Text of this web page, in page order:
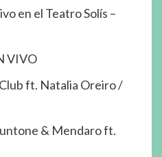
en el Teatro Solís –
VIVO
ft. Natalia Oreiro /
& Mendaro ft.